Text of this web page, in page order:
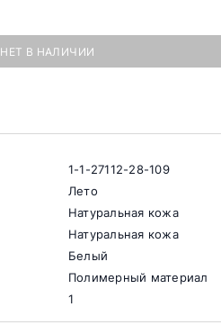
НЕТ В НАЛИЧИИ
1-1-27112-28-109
Лето
Натуральная кожа
Натуральная кожа
Белый
Полимерный материал
1